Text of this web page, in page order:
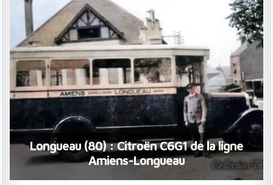
Longueau (80) : Citroën C6G1 de la ligne
Amiens-Longueau